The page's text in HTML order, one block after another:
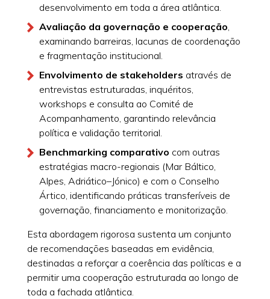
desenvolvimento em toda a área atlântica.
Avaliação da governação e cooperação,
examinando barreiras, lacunas de coordenação
e fragmentação institucional.
Envolvimento de stakeholders através de
entrevistas estruturadas, inquéritos,
workshops e consulta ao Comité de
Acompanhamento, garantindo relevância
política e validação territorial.
Benchmarking comparativo com outras
estratégias macro-regionais (Mar Báltico,
Alpes, Adriático–Jónico) e com o Conselho
Ártico, identificando práticas transferíveis de
governação, financiamento e monitorização.
Esta abordagem rigorosa sustenta um conjunto
de recomendações baseadas em evidência,
destinadas a reforçar a coerência das políticas e a
permitir uma cooperação estruturada ao longo de
toda a fachada atlântica.